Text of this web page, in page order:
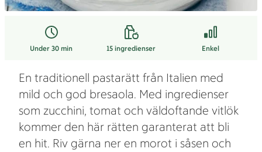
Under 30 min 15 ingredienser Enkel
En traditionell pastarätt från Italien med
mild och god bresaola. Med ingredienser
som zucchini, tomat och väldoftande vitlök
kommer den här rätten garanterat att bli
en hit. Riv gärna ner en morot i såsen och